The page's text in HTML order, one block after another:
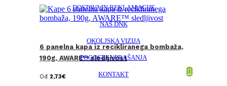
6 panelna kapa iz recikliranega bombaža,
190g, AWARE™ sledljivost
Od 2,73€
DOSTAVA IN REKLAMACIJE
NAŠ DNK
OKOLJSKA VIZIJA
POGOSTA VPRAŠANJA
KONTAKT